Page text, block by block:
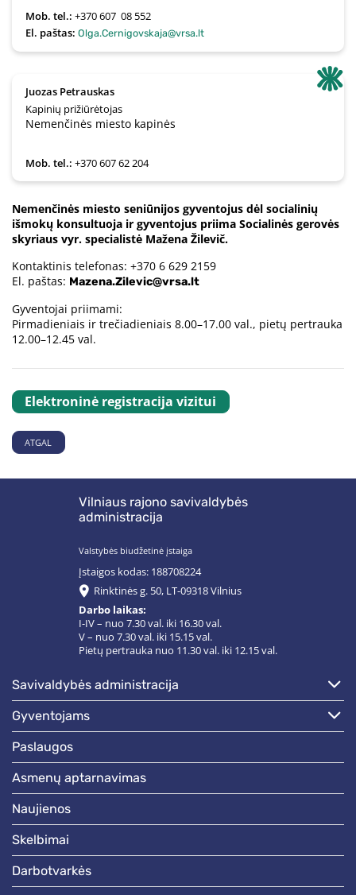
Mob. tel.:+370 607  08 552
El. paštas:Olga.Cernigovskaja@vrsa.lt
Juozas Petrauskas
Kapinių prižiūrėtojas
Nemenčinės miesto kapinės
Mob. tel.:+370 607 62 204
Nemenčinės miesto seniūnijos gyventojus dėl socialinių
išmokų konsultuoja ir gyventojus priima Socialinės gerovės
skyriaus vyr. specialistė Mažena Žilevič.
Kontaktinis telefonas: +370 6 629 2159
El. paštas: Mazena.Zilevic@vrsa.lt
Gyventojai priimami:
Pirmadieniais ir trečiadieniais 8.00–17.00 val., pietų pertrauka
12.00–12.45 val.
Elektroninė registracija vizitui
ATGAL
Vilniaus rajono savivaldybės
administracija
Valstybės biudžetinė įstaiga
Įstaigos kodas: 188708224
Rinktinės g. 50, LT-09318 Vilnius
Darbo laikas:
I-IV – nuo 7.30 val. iki 16.30 val.
V – nuo 7.30 val. iki 15.15 val.
Pietų pertrauka nuo 11.30 val. iki 12.15 val.
savivaldybės administracija
gyventojams
paslaugos
asmenų aptarnavimas
naujienos
skelbimai
darbotvarkės